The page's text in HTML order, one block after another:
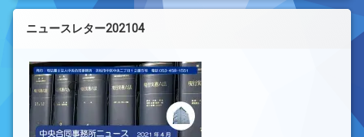
ニュースレター202104